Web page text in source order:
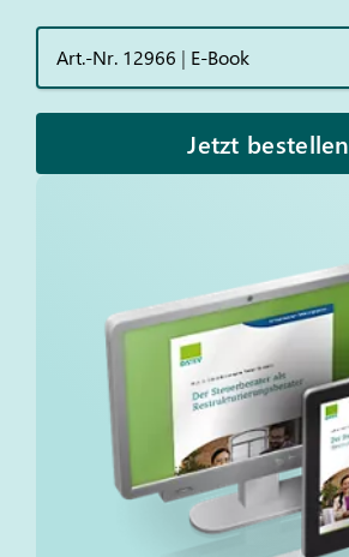
Art.-Nr. 12966 | E-Book
Jetzt bestellen